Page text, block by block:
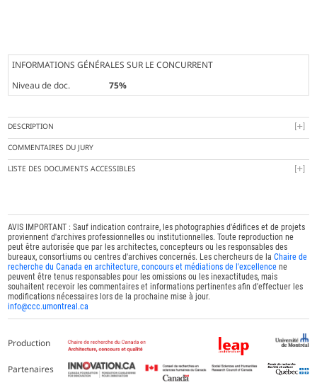
INFORMATIONS GÉNÉRALES SUR LE CONCURRENT
Niveau de doc.
75%
DESCRIPTION
COMMENTAIRES DU JURY
LISTE DES DOCUMENTS ACCESSIBLES
AVIS IMPORTANT : Sauf indication contraire, les photographies d'édifices et de projets
proviennent d'archives professionnelles ou institutionnelles. Toute reproduction ne
peut être autorisée que par les architectes, concepteurs ou les responsables des
bureaux, consortiums ou centres d'archives concernés. Les chercheurs de laChaire de
recherche du Canada en architecture, concours et médiations de l'excellence ne
peuvent être tenus responsables pour les omissions ou les inexactitudes, mais
souhaitent recevoir les commentaires et informations pertinentes afin d'effectuer les
modifications nécessaires lors de la prochaine mise à jour.
info@ccc.umontreal.ca
Production
Partenaires